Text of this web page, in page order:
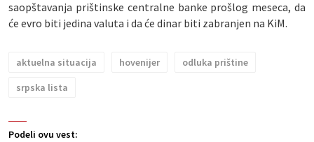
Podeli ovu vest:
saopštavanja prištinske centralne banke prošlog meseca, da
će evro biti jedina valuta i da će dinar biti zabranjen na KiM.
aktuelna situacija hovenijer
odluka prištine
srpska lista